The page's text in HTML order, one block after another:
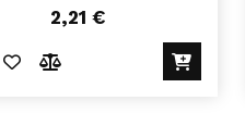
2,21 €